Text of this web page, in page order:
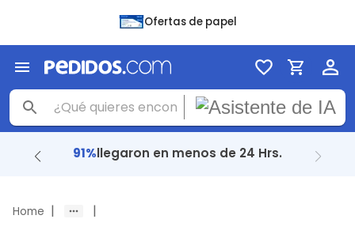
Ofertas de papel
+ 48 Milreseñas con4.8
Home | |